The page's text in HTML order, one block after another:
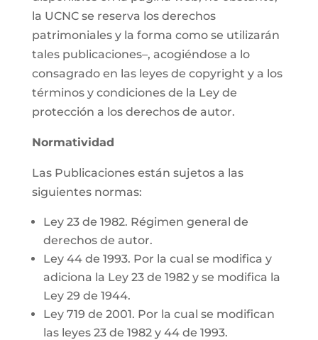
la UCNC se reserva los derechos
patrimoniales y la forma como se utilizarán
tales publicaciones–, acogiéndose a lo
consagrado en las leyes de copyright y a los
términos y condiciones de la Ley de
protección a los derechos de autor.
Normatividad
Las Publicaciones están sujetos a las
siguientes normas:
Ley 23 de 1982. Régimen general de
derechos de autor.
Ley 44 de 1993. Por la cual se modifica y
adiciona la Ley 23 de 1982 y se modifica la
Ley 29 de 1944.
Ley 719 de 2001. Por la cual se modifican
las leyes 23 de 1982 y 44 de 1993.